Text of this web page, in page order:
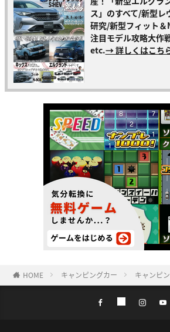
ス」のすべて/新型
研究/新型フィット
注目モデル攻略大作
etc.→ 詳しくはこち
HOME キャンピングカー キャンピ